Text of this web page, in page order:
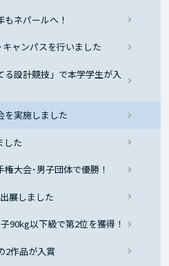
ネパールへ！
ャンパスを行いました
る設計競技」で本学学生が入
を実施しました
した
大会･男子団体で優勝！
展しました
90kg以下級で第2位を獲得！
2作品が入賞